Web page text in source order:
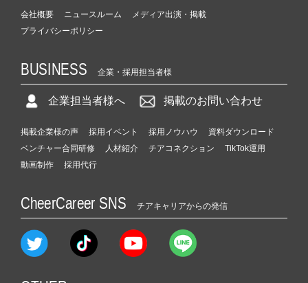
会社概要 ニュースルーム
メディア出演・掲載
プライバシーポリシー
BUSINESS 企業・採用担当者様
企業担当者様へ 掲載のお問い合わせ
掲載企業様の声 採用イベント 採用ノウハウ
資料ダウンロード
ベンチャー合同研修
人材紹介 チアコネクション
TikTok運用
動画制作
採用代行
CheerCareer SNS チアキャリアからの発信